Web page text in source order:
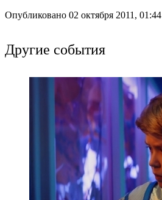
Опубликовано 02 октября 2011, 01:44
Другие события